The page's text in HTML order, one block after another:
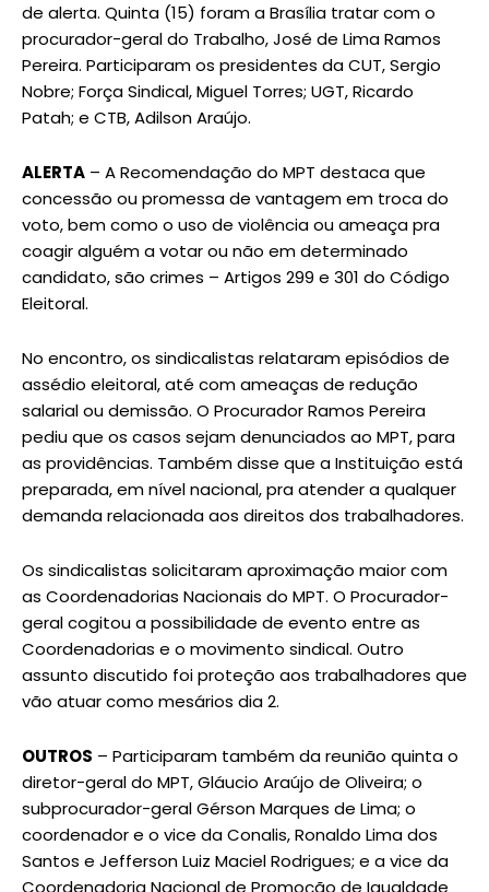
de alerta. Quinta (15) foram a Brasília tratar com o
procurador-geral do Trabalho, José de Lima Ramos
Pereira. Participaram os presidentes da CUT, Sergio
Nobre; Força Sindical, Miguel Torres; UGT, Ricardo
Patah; e CTB, Adilson Araújo.
ALERTA – A Recomendação do MPT destaca que
concessão ou promessa de vantagem em troca do
voto, bem como o uso de violência ou ameaça pra
coagir alguém a votar ou não em determinado
candidato, são crimes – Artigos 299 e 301 do Código
Eleitoral.
No encontro, os sindicalistas relataram episódios de
assédio eleitoral, até com ameaças de redução
salarial ou demissão. O Procurador Ramos Pereira
pediu que os casos sejam denunciados ao MPT, para
as providências. Também disse que a Instituição está
preparada, em nível nacional, pra atender a qualquer
demanda relacionada aos direitos dos trabalhadores.
Os sindicalistas solicitaram aproximação maior com
as Coordenadorias Nacionais do MPT. O Procurador-
geral cogitou a possibilidade de evento entre as
Coordenadorias e o movimento sindical. Outro
assunto discutido foi proteção aos trabalhadores que
vão atuar como mesários dia 2.
OUTROS – Participaram também da reunião quinta o
diretor-geral do MPT, Gláucio Araújo de Oliveira; o
subprocurador-geral Gérson Marques de Lima; o
coordenador e o vice da Conalis, Ronaldo Lima dos
Santos e Jefferson Luiz Maciel Rodrigues; e a vice da
Coordenadoria Nacional de Promoção de Igualdade